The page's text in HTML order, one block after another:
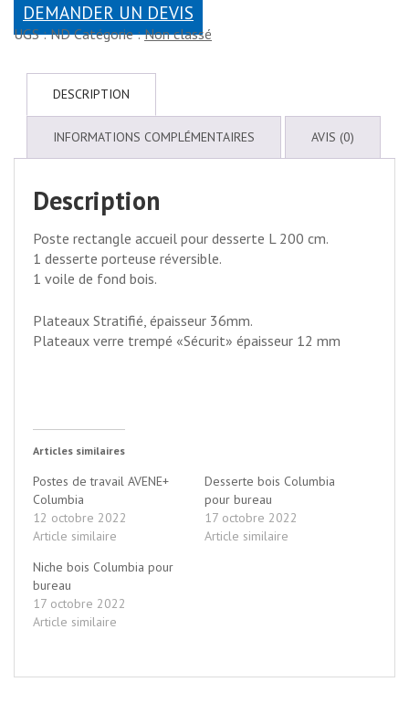
DEMANDER UN DEVIS
UGS :ND Catégorie :Non classé
DESCRIPTION
INFORMATIONS COMPLÉMENTAIRES AVIS (0)
Description
Poste rectangle accueil pour desserte L 200 cm.
1 desserte porteuse réversible.
1 voile de fond bois.
Plateaux Stratifié, épaisseur 36mm.
Plateaux verre trempé «Sécurit» épaisseur 12 mm
Articles similaires
Postes de travail AVENE+
Columbia
12 octobre 2022
Article similaire
Desserte bois Columbia
pour bureau
17 octobre 2022
Article similaire
Niche bois Columbia pour
bureau
17 octobre 2022
Article similaire